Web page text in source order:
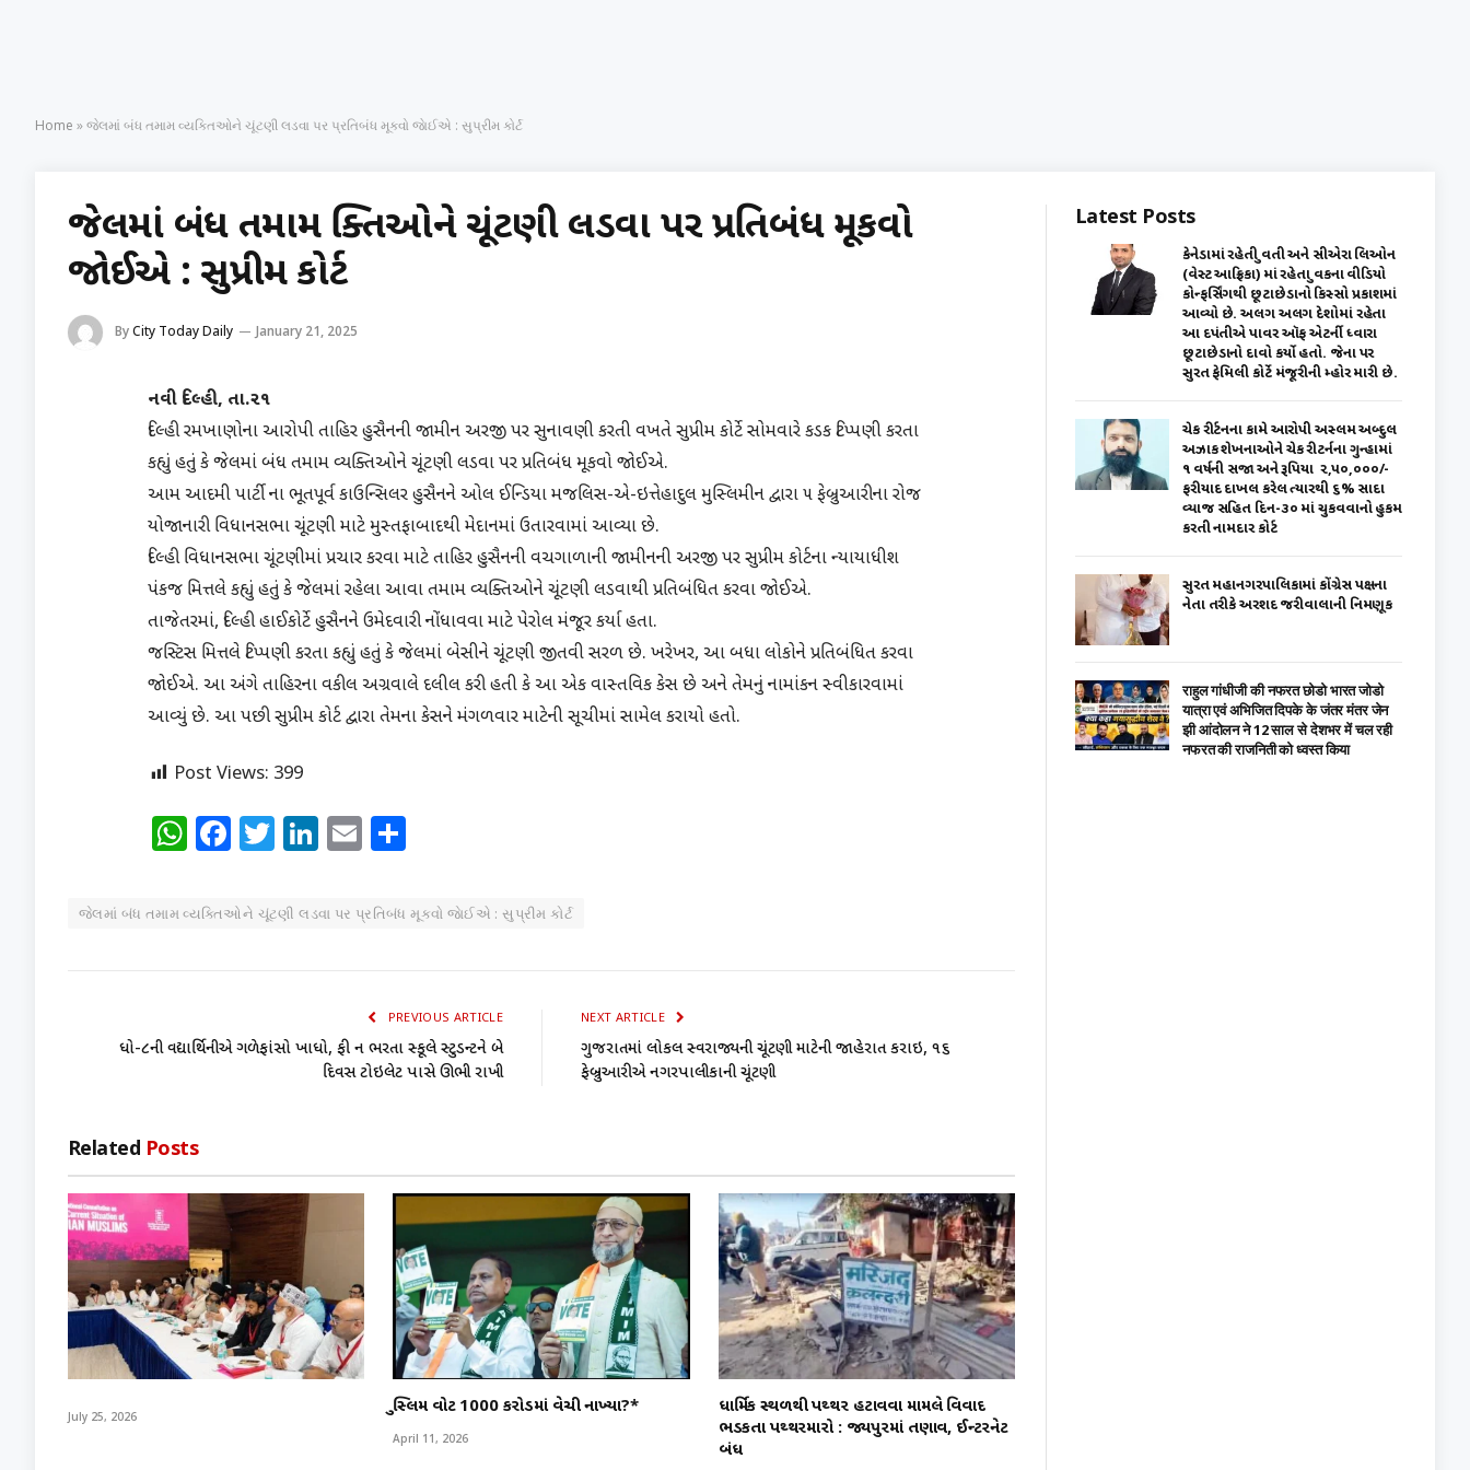
Home »જેલમાં બંધ તમામ વ્યક્તિઓને ચૂંટણી લડવા પર પ્રતિબંધ મૂકવો જાેઈએ : સુપ્રીમ કોર્ટ
જેલમાં બંધ તમામ વ્યક્તિઓને ચૂંટણી લડવા પર પ્રતિબંધ મૂકવો
જાેઈએ : સુપ્રીમ કોર્ટ
ByCity Today Daily January 21, 2025
નવી દિલ્હી, તા.૨૧
દિલ્હી રમખાણોના આરોપી તાહિર હુસૈનની જામીન અરજી પર સુનાવણી કરતી વખતે સુપ્રીમ કોર્ટે સોમવારે કડક ટિપ્પણી કરતા
કહ્યું હતું કે જેલમાં બંધ તમામ વ્યક્તિઓને ચૂંટણી લડવા પર પ્રતિબંધ મૂકવો જાેઈએ.
આમ આદમી પાર્ટી ના ભૂતપૂર્વ કાઉન્સિલર હુસૈનને ઓલ ઈન્ડિયા મજલિસ-એ-ઇત્તેહાદુલ મુસ્લિમીન દ્વારા ૫ ફેબ્રુઆરીના રોજ
યોજાનારી વિધાનસભા ચૂંટણી માટે મુસ્તફાબાદથી મેદાનમાં ઉતારવામાં આવ્યા છે.
દિલ્હી વિધાનસભા ચૂંટણીમાં પ્રચાર કરવા માટે તાહિર હુસૈનની વચગાળાની જામીનની અરજી પર સુપ્રીમ કોર્ટના ન્યાયાધીશ
પંકજ મિત્તલે કહ્યું હતું કે જેલમાં રહેલા આવા તમામ વ્યક્તિઓને ચૂંટણી લડવાથી પ્રતિબંધિત કરવા જાેઈએ.
તાજેતરમાં, દિલ્હી હાઈકોર્ટે હુસૈનને ઉમેદવારી નોંધાવવા માટે પેરોલ મંજૂર કર્યા હતા.
જસ્ટિસ મિત્તલે ટિપ્પણી કરતા કહ્યું હતું કે જેલમાં બેસીને ચૂંટણી જીતવી સરળ છે. ખરેખર, આ બધા લોકોને પ્રતિબંધિત કરવા
જાેઈએ. આ અંગે તાહિરના વકીલ અગ્રવાલે દલીલ કરી હતી કે આ એક વાસ્તવિક કેસ છે અને તેમનું નામાંકન સ્વીકારવામાં
આવ્યું છે. આ પછી સુપ્રીમ કોર્ટ દ્વારા તેમના કેસને મંગળવાર માટેની સૂચીમાં સામેલ કરાયો હતો.
Post Views: 399
WhatsApp
Facebook
Twitter
LinkedIn
Email
જેલમાં બંધ તમામ વ્યક્તિઓને ચૂંટણી લડવા પર પ્રતિબંધ મૂકવો જાેઈએ : સુપ્રીમ કોર્ટ
PREVIOUS ARTICLE
ધો-૮ની વિદ્યાર્થિનીએ ગળેફાંસો ખાધો, ફી ન ભરતા સ્કૂલે સ્ટુડન્ટને બે
દિવસ ટોઇલેટ પાસે ઊભી રાખી
NEXT ARTICLE
ગુજરાતમાં લોકલ સ્વરાજ્યની ચૂંટણી માટેની જાહેરાત કરાઇ, ૧૬
ફેબ્રુઆરીએ નગરપાલીકાની ચૂંટણી
Related Posts
July 25, 2026 મુસ્લિમ વોટ 1000 કરોડમાં વેચી નાખ્યા?*
April 11, 2026
ધાર્મિક સ્થળથી પથ્થર હટાવવા મામલે વિવાદ
ભડકતા પથ્થરમારો : જયપુરમાં તણાવ, ઈન્ટરનેટ
બંધ
Latest Posts
કેનેડામાં રહેતી યુવતી અને સીએરા લિઓન
(વેસ્ટ આફ્રિકા) માં રહેતા યુવકના વીડિયો
કોન્ફર્સિંગથી છૂટાછેડાનો કિસ્સો પ્રકાશમાં
આવ્યો છે. અલગ અલગ દેશોમાં રહેતા
આ દપંતીએ પાવર ઑફ એટર્ની ધ્વારા
છૂટાછેડાનો દાવો કર્યો હતો. જેના પર
સુરત ફેમિલી કોર્ટે મંજૂરીની મ્હોર મારી છે.
ચેક રીર્ટનના કામે આરોપી અસ્લમ અબ્દુલ
અઝાક શેખનાઓને ચેક રીટર્નના ગુન્હામાં
૧ વર્ષની સજા અને રૂપિયા ₹ ૨,૫૦,૦૦૦/-
ફરીયાદ દાખલ કરેલ ત્યારથી ૬% સાદા
વ્યાજ સહિત દિન-૩૦ માં ચુકવવાનો હુકમ
કરતી નામદાર કોર્ટ
સુરત મહાનગરપાલિકામાં કોંગ્રેસ પક્ષના
નેતા તરીકે અરશદ જરીવાલાની નિમણૂક
राहुल गांधीजी की नफरत छोडो भारत जोडो
यात्रा एवं अभिजित दिपके के जंतर मंतर जेन
झी आंदोलन ने 12 साल से देशभर में चल रही
नफरत की राजनिती को ध्वस्त किया